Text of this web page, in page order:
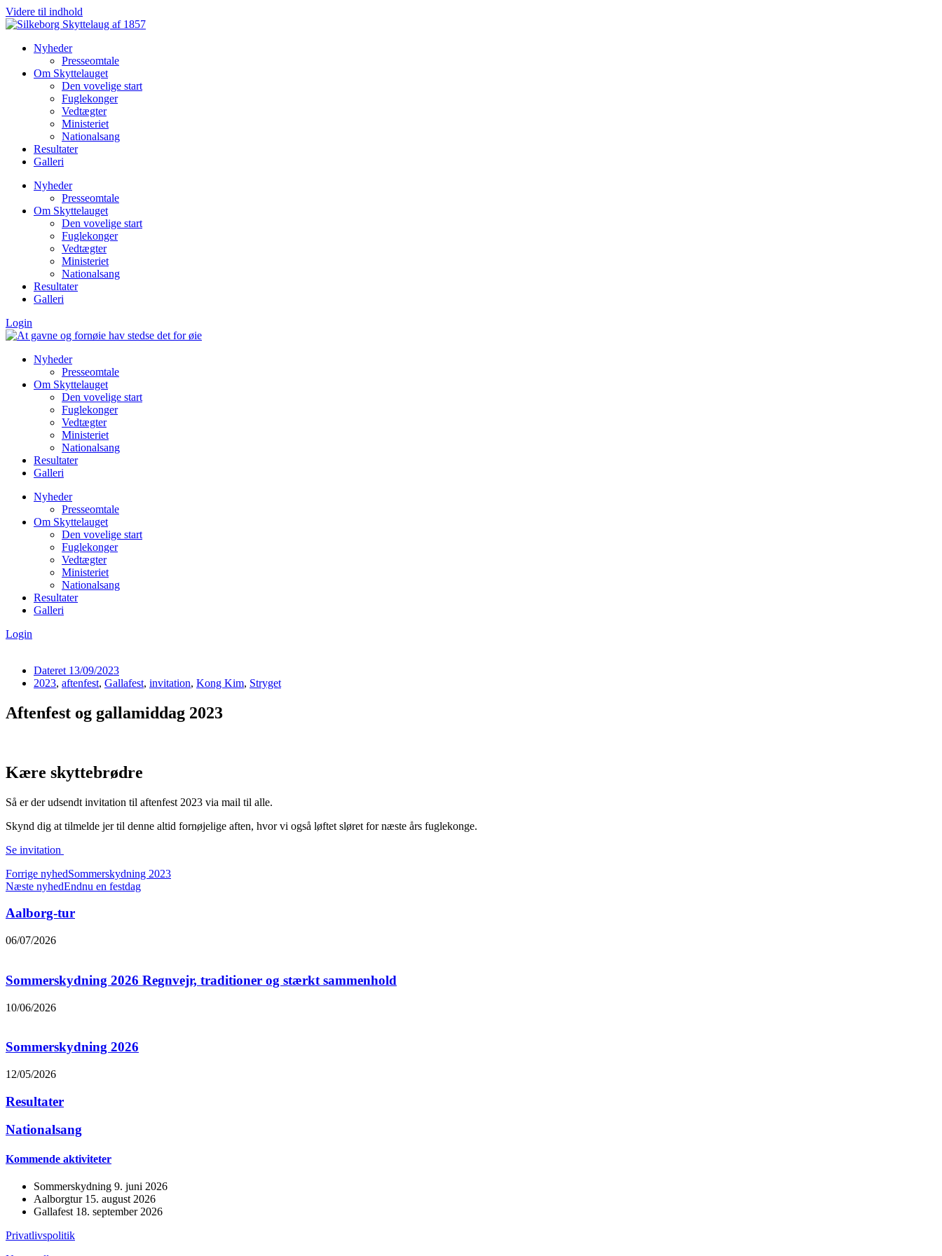
Videre til indhold
Nyheder
Presseomtale
Om Skyttelauget
Den vovelige start
Fuglekonger
Vedtægter
Ministeriet
Nationalsang
Resultater
Galleri
Nyheder
Presseomtale
Om Skyttelauget
Den vovelige start
Fuglekonger
Vedtægter
Ministeriet
Nationalsang
Resultater
Galleri
Login
Nyheder
Presseomtale
Om Skyttelauget
Den vovelige start
Fuglekonger
Vedtægter
Ministeriet
Nationalsang
Resultater
Galleri
Nyheder
Presseomtale
Om Skyttelauget
Den vovelige start
Fuglekonger
Vedtægter
Ministeriet
Nationalsang
Resultater
Galleri
Login
Dateret 13/09/2023
2023, aftenfest, Gallafest, invitation, Kong Kim, Stryget
Aftenfest og gallamiddag 2023
Kære skyttebrødre
Så er der udsendt invitation til aftenfest 2023 via mail til alle.
Skynd dig at tilmelde jer til denne altid fornøjelige aften, hvor vi også løftet sløret for næste års fuglekonge.
Se invitation
Forrige nyhedSommerskydning 2023
Næste nyhedEndnu en festdag
Aalborg-tur
06/07/2026
Sommerskydning 2026 Regnvejr, traditioner og stærkt sammenhold
10/06/2026
Sommerskydning 2026
12/05/2026
Resultater
Nationalsang
Kommende aktiviteter
Sommerskydning 9. juni 2026
Aalborgtur 15. august 2026
Gallafest 18. september 2026
Privatlivspolitik